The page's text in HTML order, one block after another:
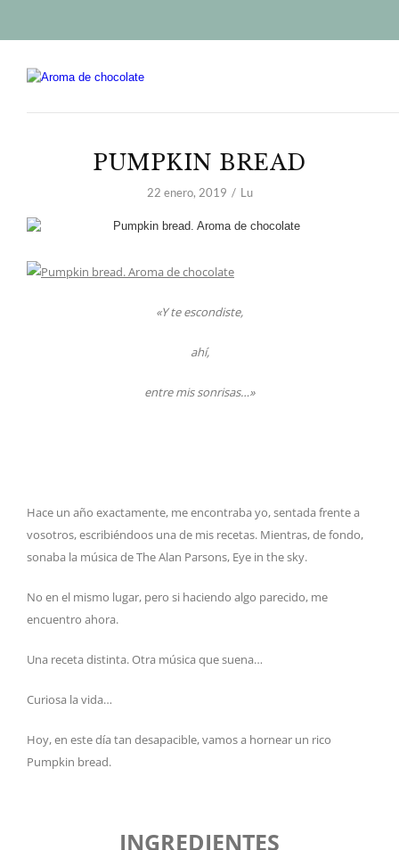
PUMPKIN BREAD
22 enero, 2019 Lu
«Y te escondiste,
ahí,
entre mis sonrisas…»
Hace un año exactamente, me encontraba yo, sentada frente a
vosotros, escribiéndoos una de mis recetas. Mientras, de fondo,
sonaba la música de The Alan Parsons, Eye in the sky.
No en el mismo lugar, pero si haciendo algo parecido, me
encuentro ahora.
Una receta distinta. Otra música que suena…
Curiosa la vida…
Hoy, en este día tan desapacible, vamos a hornear un rico
Pumpkin bread.
INGREDIENTES